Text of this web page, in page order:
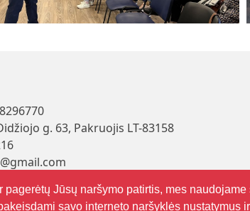
g. 63, Pakruojis LT-83158
Jūsų naršymo patirtis, mes
savo interneto naršyklės